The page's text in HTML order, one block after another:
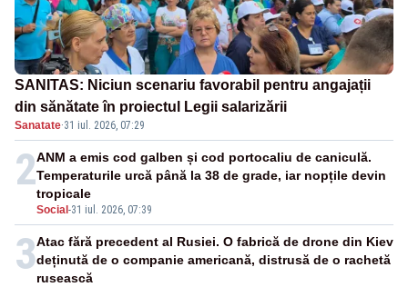
SANITAS: Niciun scenariu favorabil pentru angajații
din sănătate în proiectul Legii salarizării
Sanatate·31 iul. 2026, 07:29
2
Social -31 iul. 2026, 07:39
ANM a emis cod galben și cod portocaliu de caniculă.
Temperaturile urcă până la 38 de grade, iar nopțile devin
tropicale
3Atac fără precedent al Rusiei. O fabrică de drone din Kiev
deținută de o companie americană, distrusă de o rachetă
rusească